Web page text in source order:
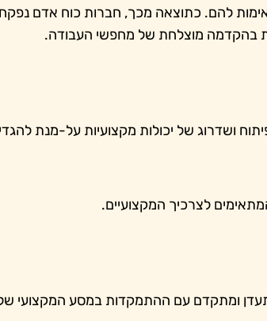
להם. כתוצאה מכך, חברות כוח אדם
בהקדמה מוצלחת של מחפשי העבודה.
ושדרוג של יכולות מקצועיות על-מנת
לצרכיך המקצועיים.
ומתקדם עם ההתמקדות במסע המקצועי